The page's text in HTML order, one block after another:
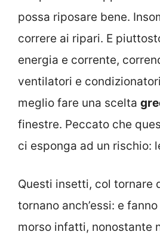
possa riposare bene.
correre ai ripari. E
energia e corrente,
ventilatori e
meglio fare una scelta
finestre. Peccato che
ci esponga ad un rischio:
Questi insetti, col tornare
tornano anch’essi: e
morso infatti, nonostante